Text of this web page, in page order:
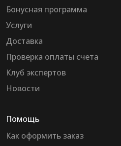
Бонусная программа
Услуги
Доставка
Проверка оплаты счета
Клуб экспертов
Новости
Помощь
Как оформить заказ